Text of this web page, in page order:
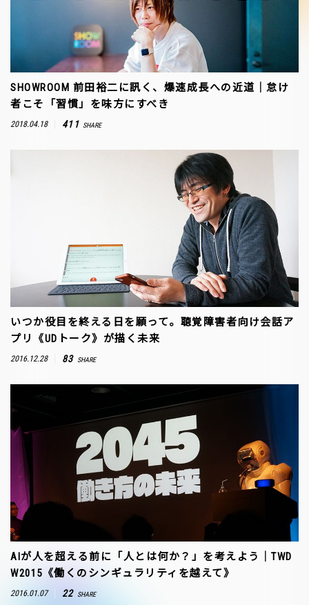
SHOWROOM 前田裕二に訊く、爆速成長への近道｜怠け
者こそ「習慣」を味方にすべき
2018.04.18 411 SHARE
いつか役目を終える日を願って。聴覚障害者向け会話ア
プリ《UDトーク》が描く未来
2016.12.28 83 SHARE
AIが人を超える前に「人とは何か？」を考えよう｜TWD
W2015《働くのシンギュラリティを越えて》
2016.01.07 22 SHARE